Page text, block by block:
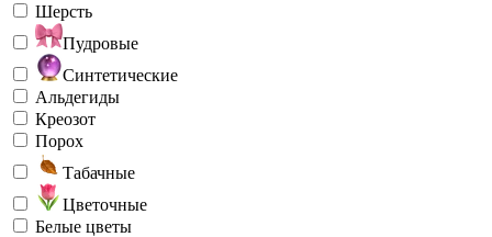
Шерсть
Пудровые
Синтетические
Альдегиды
Креозот
Порох
Табачные
Цветочные
Белые цветы